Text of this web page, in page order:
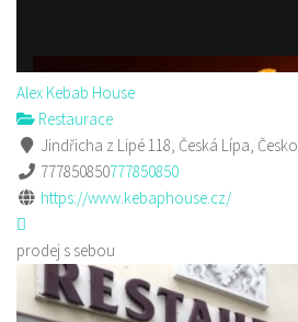
Alex Kebab House
Restaurace
Jindřicha z Lipé 118, Česká Lípa, Česko
777850850777850850
https://www.kebaphouse.cz/
prodej s sebou